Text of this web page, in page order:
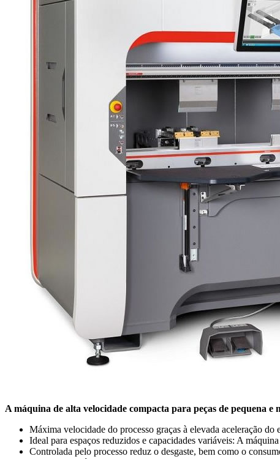
A máquina de alta velocidade compacta para peças de pequena e
Máxima velocidade do processo graças à elevada aceleração do
Ideal para espaços reduzidos e capacidades variáveis: A
Controlada pelo processo reduz o desgaste, bem como o